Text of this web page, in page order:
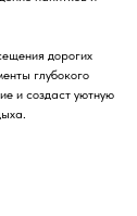
дорогих
глубокого
и создаст уютную